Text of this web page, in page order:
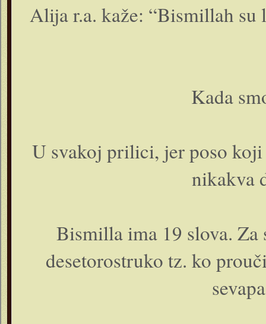
Alija r.a. kaže: “Bismillah su
Kada
U svakoj prilici, jer poso
nikakva
Bismilla ima 19 slova. Za
desetorostruko tz. ko